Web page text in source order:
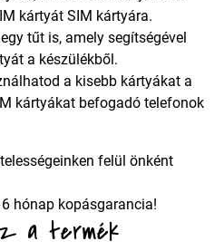
kártyát SIM kártyára.
tűt is, amely segítségével
a készülékből.
a kisebb kártyákat a
kártyákat befogadó telefonok
felül önként
hónap kopásgarancia!
a termék